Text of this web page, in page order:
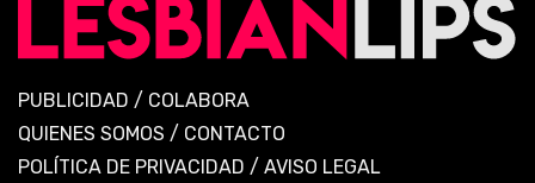
PUBLICIDAD / COLABORA
QUIENES SOMOS / CONTACTO
POLÍTICA DE PRIVACIDAD / AVISO LEGAL